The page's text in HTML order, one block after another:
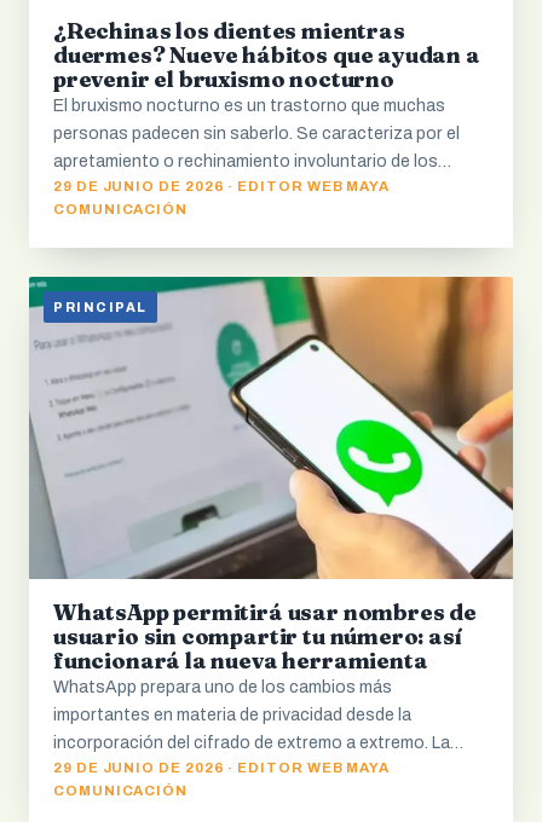
¿Rechinas los dientes mientras
duermes? Nueve hábitos que ayudan a
prevenir el bruxismo nocturno
El bruxismo nocturno es un trastorno que muchas
personas padecen sin saberlo. Se caracteriza por el
apretamiento o rechinamiento involuntario de los…
29 DE JUNIO DE 2026 · EDITOR WEB MAYA
COMUNICACIÓN
PRINCIPAL
WhatsApp permitirá usar nombres de
usuario sin compartir tu número: así
funcionará la nueva herramienta
WhatsApp prepara uno de los cambios más
importantes en materia de privacidad desde la
incorporación del cifrado de extremo a extremo. La…
29 DE JUNIO DE 2026 · EDITOR WEB MAYA
COMUNICACIÓN